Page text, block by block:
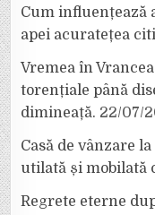
Cum influențează
apei acuratețea
Vremea în
torențiale până
dimineață. 22/07/
Casă de vânzare
utilată și mobilată
Regrete eterne